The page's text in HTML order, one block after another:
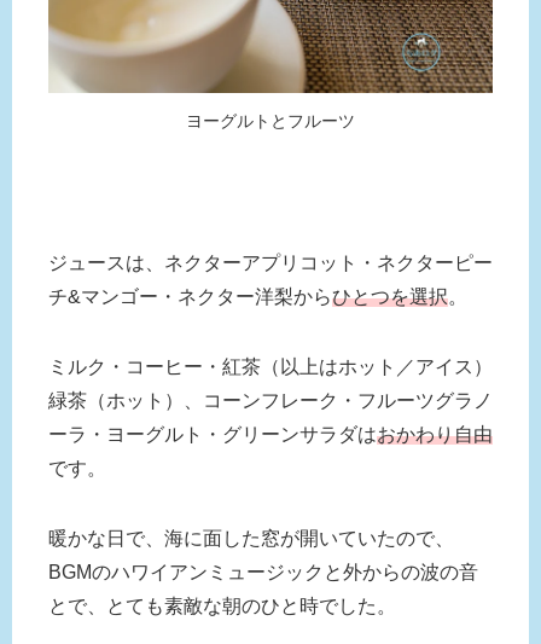
ヨーグルトとフルーツ
ジュースは、ネクターアプリコット・ネクターピー
チ&マンゴー・ネクター洋梨からひとつを選択。
ミルク・コーヒー・紅茶（以上はホット／アイス）
緑茶（ホット）、コーンフレーク・フルーツグラノ
ーラ・ヨーグルト・グリーンサラダはおかわり自由
です。
暖かな日で、海に面した窓が開いていたので、
BGMのハワイアンミュージックと外からの波の音
とで、とても素敵な朝のひと時でした。